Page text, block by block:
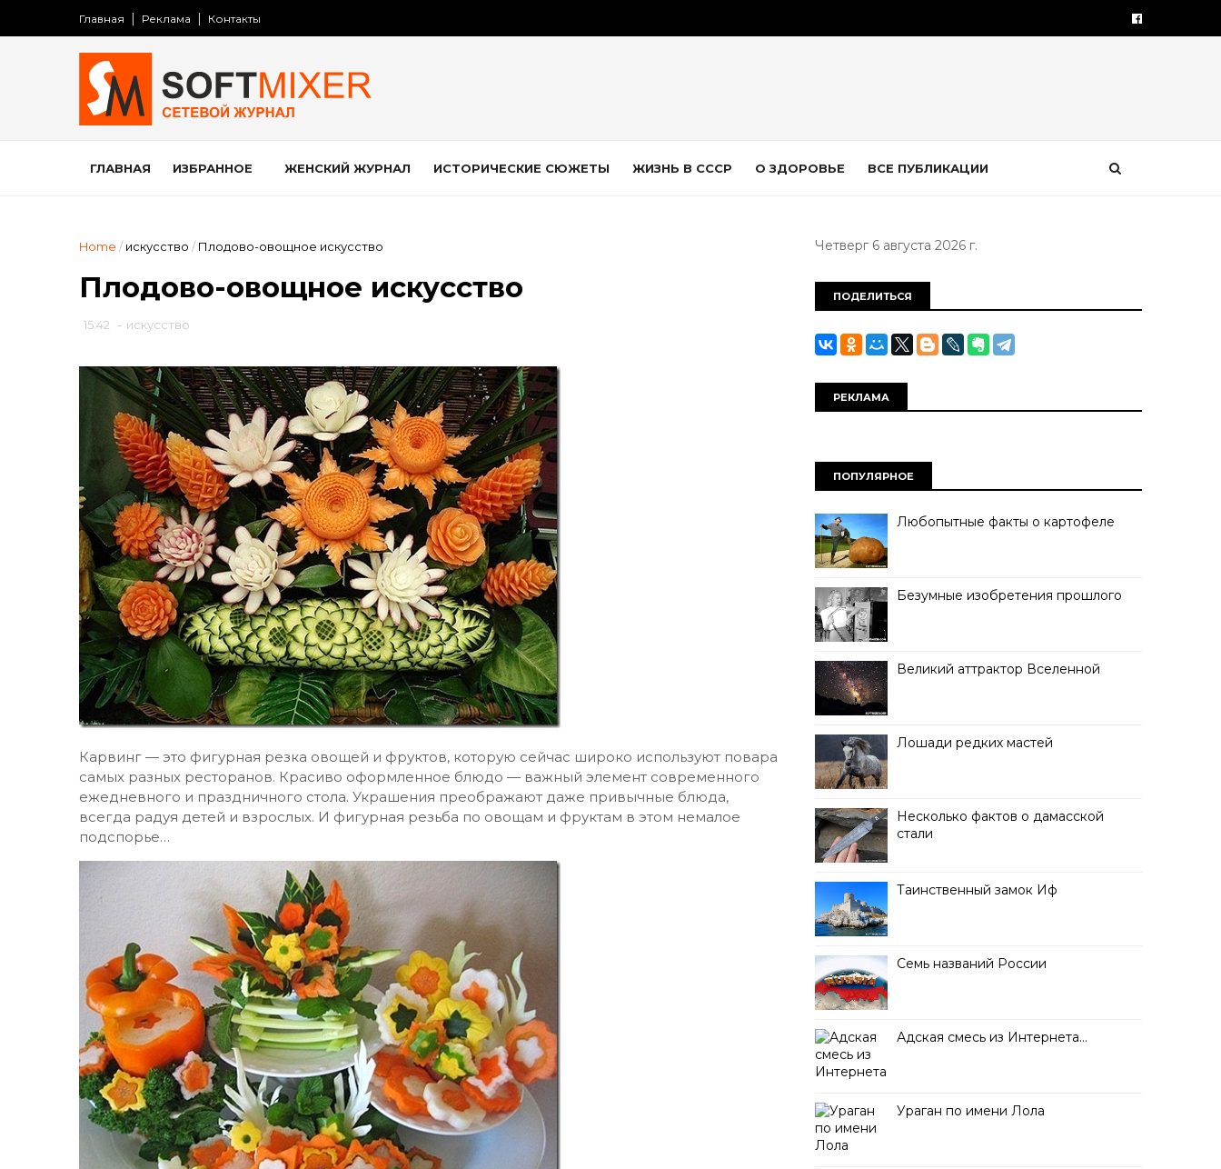
Главная Реклама Контакты
ГЛАВНАЯ ИЗБРАННОЕ ЖЕНСКИЙ ЖУРНАЛ ИСТОРИЧЕСКИЕ СЮЖЕТЫ ЖИЗНЬ В СССР О ЗДОРОВЬЕ ВСЕ ПУБЛИКАЦИИ
Home / искусство / Плодово-овощное искусство
Плодово-овощное искусство
15:42 - искусство
Карвинг — это фигурная резка овощей и фруктов, которую сейчас широко используют повара
самых разных ресторанов. Красиво оформленное блюдо — важный элемент современного
ежедневного и праздничного стола. Украшения преображают даже привычные блюда,
всегда радуя детей и взрослых. И фигурная резьба по овощам и фруктам в этом немалое
подспорье…
Четверг 6 августа 2026 г.
ПОДЕЛИТЬСЯ
РЕКЛАМА
ПОПУЛЯРНОЕ
Любопытные факты о картофеле
Безумные изобретения прошлого
Великий аттрактор Вселенной
Лошади редких мастей
Несколько фактов о дамасской
стали
Таинственный замок Иф
Семь названий России
Адская смесь из Интернета…
Ураган по имени Лола